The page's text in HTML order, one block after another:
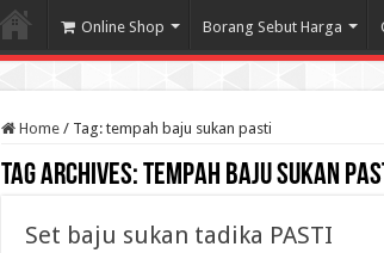
Online Shop Borang Sebut Harga
Home / Tag: tempah baju sukan pasti
Tag Archives:tempah baju sukan
Set baju sukan tadika PASTI